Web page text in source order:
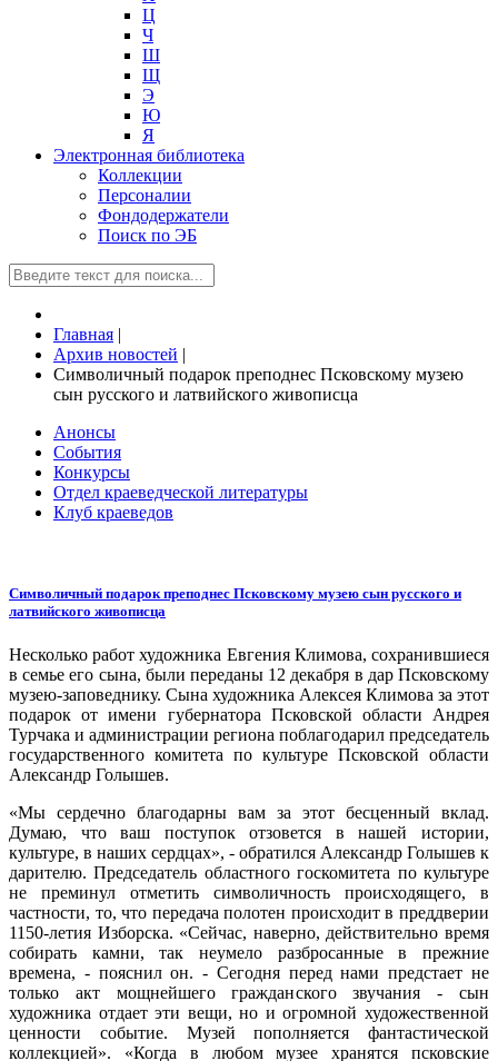
Ц
Ч
Ш
Щ
Э
Ю
Я
Электронная библиотека
Коллекции
Персоналии
Фондодержатели
Поиск по ЭБ
Главная |
Архив новостей |
Символичный подарок преподнес Псковскому музею
сын русского и латвийского живописца
Анонсы
События
Конкурсы
Отдел краеведческой литературы
Клуб краеведов
Символичный подарок преподнес Псковскому музею сын русского и
латвийского живописца
Несколько работ художника Евгения Климова, сохранившиеся
в семье его сына, были переданы 12 декабря в дар Псковскому
музею-заповеднику. Сына художника Алексея Климова за этот
подарок от имени губернатора Псковской области Андрея
Турчака и администрации региона поблагодарил председатель
государственного комитета по культуре Псковской области
Александр Голышев.
«Мы сердечно благодарны вам за этот бесценный вклад.
Думаю, что ваш поступок отзовется в нашей истории,
культуре, в наших сердцах», - обратился Александр Голышев к
дарителю. Председатель областного госкомитета по культуре
не преминул отметить символичность происходящего, в
частности, то, что передача полотен происходит в преддверии
1150-летия Изборска. «Сейчас, наверно, действительно время
собирать камни, так неумело разбросанные в прежние
времена, - пояснил он. - Сегодня перед нами предстает не
только акт мощнейшего гражданского звучания - сын
художника отдает эти вещи, но и огромной художественной
ценности событие. Музей пополняется фантастической
коллекцией». «Когда в любом музее хранятся псковские